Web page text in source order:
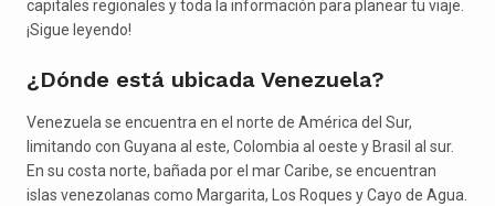
capitales regionales y toda la información para planear tu viaje.
¡Sigue leyendo!
¿Dónde está ubicada Venezuela?
Venezuela se encuentra en el norte de América del Sur,
limitando con Guyana al este, Colombia al oeste y Brasil al sur.
En su costa norte, bañada por el mar Caribe, se encuentran
islas venezolanas como Margarita, Los Roques y Cayo de Agua.